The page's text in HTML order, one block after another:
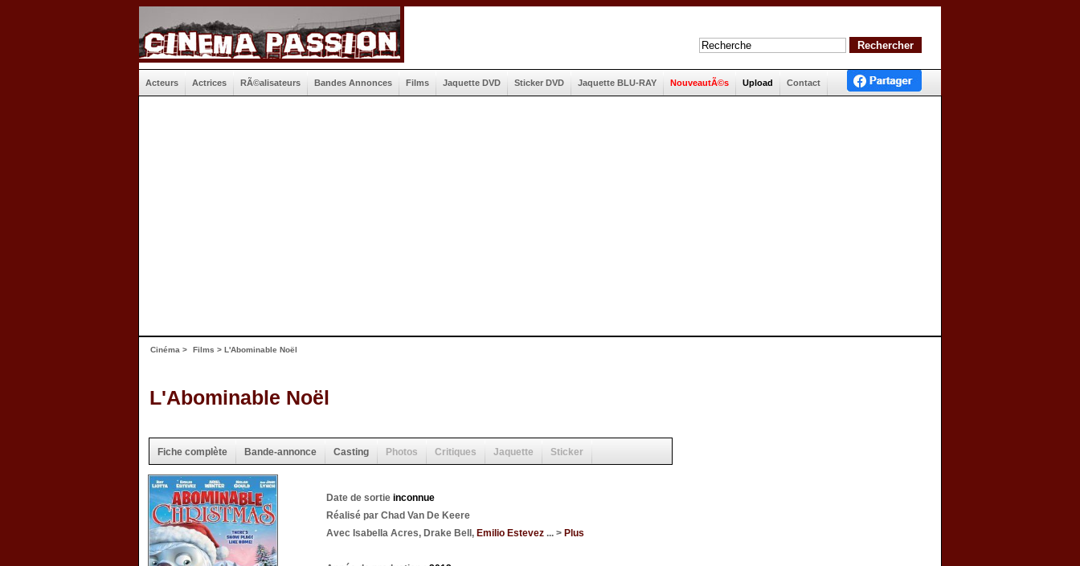
Acteurs Actrices RÃ©alisateurs Bandes Annonces Films Jaquette DVD Sticker DVD Jaquette BLU-RAY NouveautÃ©s Upload Contact
Cinéma > Films > L'Abominable Noël
L'Abominable Noël
Fiche complète Bande-annonce Casting Photos Critiques Jaquette Sticker
Date de sortie inconnue
Réalisé par Chad Van De Keere
Avec Isabella Acres, Drake Bell, Emilio Estevez ... > Plus